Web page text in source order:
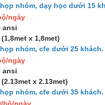
nhóm, dạy học dưới 15
ngày
ansi
x 1,8met)
nhóm, cfe dưới 25 khách.
ngày
ansi
x 2.13met)
nhóm, cfe dưới 35 khách.
bộ/ngày